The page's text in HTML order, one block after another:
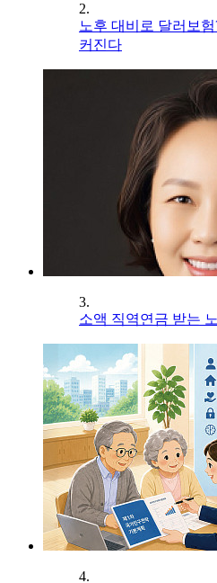
2.
노후 대비로 달러보
커진다
3.
소액 직역연금 받는
4.